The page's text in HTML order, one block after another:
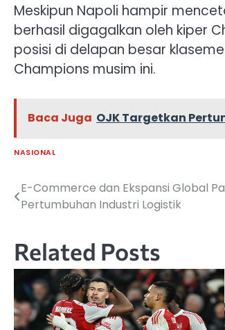
Meskipun Napoli hampir
berhasil digagalkan oleh kiper
posisi di delapan besar
Champions musim ini.
Baca Juga OJK Targetkan
NASIONAL
Navigasi
E-Commerce dan Ekspansi Global
Pertumbuhan Industri Logistik
Related Posts